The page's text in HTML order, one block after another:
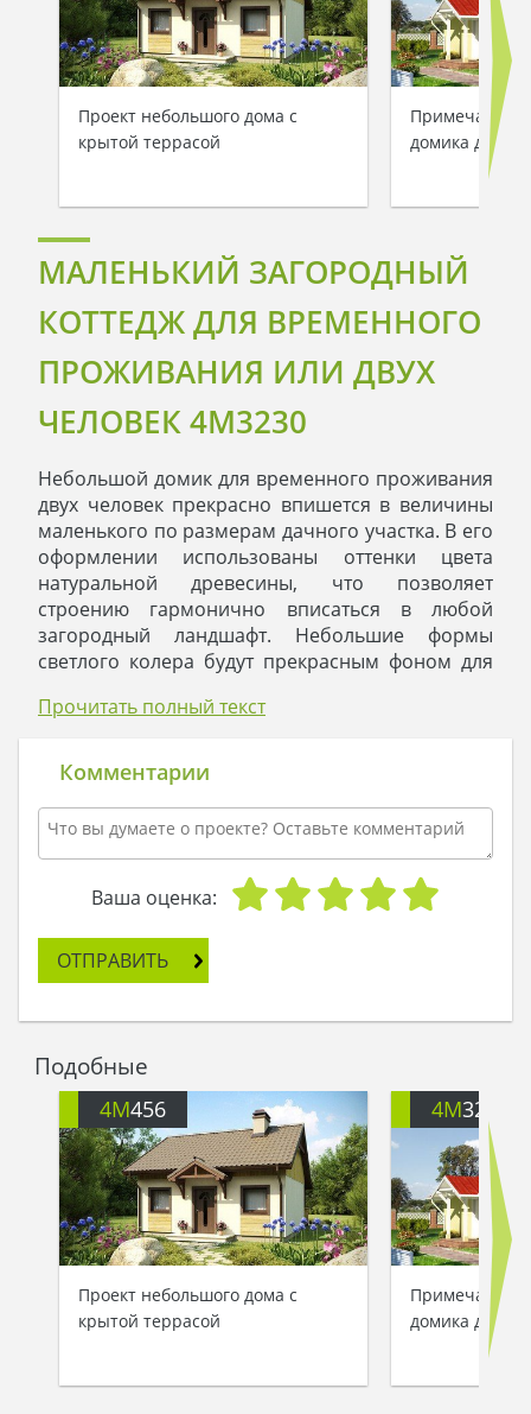
Проект небольшого дома с
крытой террасой
домика до 60
МАЛЕНЬКИЙ ЗАГОРОДНЫЙ
КОТТЕДЖ ДЛЯ ВРЕМЕННОГО
ПРОЖИВАНИЯ ИЛИ ДВУХ
ЧЕЛОВЕК 4M3230
Небольшой домик для временного проживания
двух человек прекрасно впишется в величины
маленького по размерам дачного участка. В его
оформлении использованы оттенки цвета
натуральной древесины, что позволяет
строению гармонично вписаться в любой
загородный ландшафт. Небольшие формы
светлого колера будут прекрасным фоном для
сирени или изысканных бутонов роз. Темная
и делает строение запоминающимся.
Несмотря на небольшие размеры при
планировании внутреннего пространства были
предусмотрены все необходимые удобства.
Отдельно выполненная невеликая комната
позволит уединиться, насладиться отдыхом и
организации трапезы предусмотрено
достаточно места, которое объединяет зону
на загородные дачные просторы позволяет
хозяевам и их гостям легко перемещаться по
целому дому и участку и наслаждаться всеми
прелестями загородной жизни.
Для полноценного отдыха можно разбить
несколько цветников, расставить лавочки,
устроить стационарный мангал. Подобные
организационные мероприятия будут высоко
оценены домочадцами и друзьями семьи.
Прочитать полный текст
Комментарии
Ваша оценка:
ОТПРАВИТЬ
Подобные
4M456
Проект небольшого дома с
крытой террасой
4M3272
домика до 60